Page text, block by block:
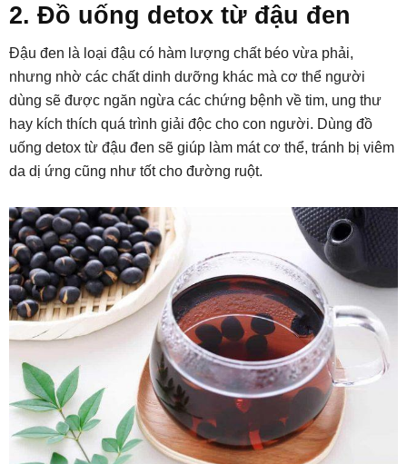
2. Đồ uống detox từ đậu đen
Đậu đen là loại đậu có hàm lượng chất béo vừa phải,
nhưng nhờ các chất dinh dưỡng khác mà cơ thể người
dùng sẽ được ngăn ngừa các chứng bệnh về tim, ung thư
hay kích thích quá trình giải độc cho con người. Dùng đồ
uống detox từ đậu đen sẽ giúp làm mát cơ thể, tránh bị viêm
da dị ứng cũng như tốt cho đường ruột.